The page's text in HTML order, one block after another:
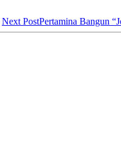
Next PostPertamina Bangun